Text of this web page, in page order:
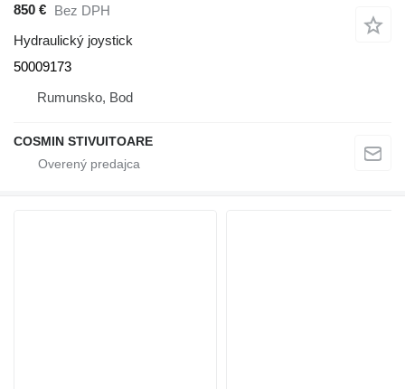
850 € Bez DPH
Hydraulický joystick
50009173
Rumunsko, Bod
COSMIN STIVUITOARE